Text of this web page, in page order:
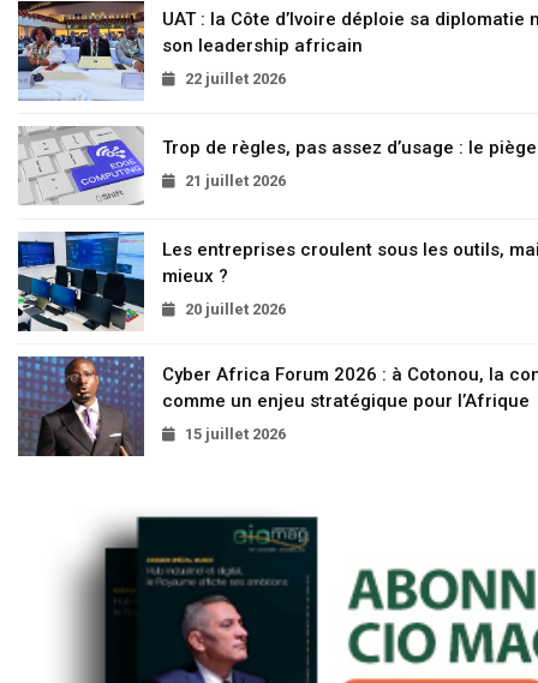
UAT : la Côte d’Ivoire déploie sa
son leadership africain
22 juillet 2026
Trop de règles, pas assez d’usage : le
21 juillet 2026
Les entreprises croulent sous les outils,
mieux ?
20 juillet 2026
Cyber Africa Forum 2026 : à Cotonou, la
comme un enjeu stratégique pour l’Afrique
15 juillet 2026